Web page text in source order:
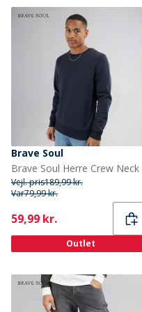
Brave Soul
Vejl. pris189,99 kr.
Var79,99 kr.
Current
59,99 kr.
Outlet